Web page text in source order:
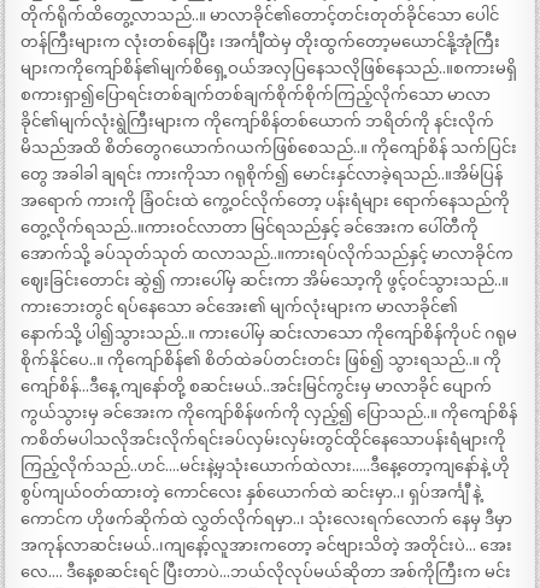
တိုက်ရိုက်ထိတွေ့လာသည်..။ မာလာခိုင်၏တောင့်တင်းတုတ်ခိုင်သော ပေါင်
တန်ကြီးများက လုံးတစ်နေပြီး ၊အင်္ကျီထဲမှ တိုးထွက်တော့မယောင်နို့အုံကြီး
များကကိုကျော်စိန်၏မျက်စိရှေ့ဝယ်အလှပြနေသလိုဖြစ်နေသည်..။စကားမရှိ
စကားရှာ၍ပြောရင်းတစ်ချက်တစ်ချက်စိုက်စိုက်ကြည့်လိုက်သော မာလာ
ခိုင်၏မျက်လုံးရွဲကြီးများက ကိုကျော်စိန်တစ်ယောက် ဘရိတ်ကို နင်းလိုက်
မိသည်အထိ စိတ်တွေဂယောက်ဂယက်ဖြစ်စေသည်..။ ကိုကျော်စိန် သက်ပြင်း
တွေ အခါခါ ချရင်း ကားကိုသာ ဂရုစိုက်၍ မောင်းနှင်လာခဲ့ရသည်..။အိမ်ပြန်
အရောက် ကားကို ခြံဝင်းထဲ ကွေ့ဝင်လိုက်တော့ ပန်းရံများ ရောက်နေသည်ကို
တွေ့လိုက်ရသည်..။ကားဝင်လာတာ မြင်ရသည်နှင့် ခင်အေးက ပေါ်တီကို
အောက်သို့ ခပ်သုတ်သုတ် ထလာသည်..။ကားရပ်လိုက်သည်နှင့် မာလာခိုင်က
ဈေးခြင်းတောင်း ဆွဲ၍ ကားပေါ်မှ ဆင်းကာ အိမ်သော့ကို ဖွင့်ဝင်သွားသည်..။
ကားဘေးတွင် ရပ်နေသော ခင်အေး၏ မျက်လုံးများက မာလာခိုင်၏
နောက်သို့ ပါ၍သွားသည်..။ ကားပေါ်မှ ဆင်းလာသော ကိုကျော်စိန်ကိုပင် ဂရုမ
စိုက်နိုင်ပေ..။ ကိုကျော်စိန်၏ စိတ်ထဲခပ်တင်းတင်း ဖြစ်၍ သွားရသည်..။ ကို
ကျော်စိန်…ဒီနေ့ ကျနော်တို့ စဆင်းမယ်..အင်းမြင်ကွင်းမှ မာလာခိုင် ပျောက်
ကွယ်သွားမှ ခင်အေးက ကိုကျော်စိန်ဖက်ကို လှည့်၍ ပြောသည်..။ ကိုကျော်စိန်
ကစိတ်မပါသလိုအင်းလိုက်ရင်းခပ်လှမ်းလှမ်းတွင်ထိုင်နေသောပန်းရံများကို
ကြည့်လိုက်သည်..ဟင်….မင်းနဲ့မှသုံးယောက်ထဲလား…..ဒီနေ့တော့ကျနော်နဲ့ ဟို
စွပ်ကျယ်ဝတ်ထားတဲ့ ကောင်လေး နှစ်ယောက်ထဲ ဆင်းမှာ..၊ ရှပ်အင်္ကျီ နဲ့
ကောင်က ဟိုဖက်ဆိုက်ထဲ လွှတ်လိုက်ရမှာ..၊ သုံးလေးရက်လောက် နေမှ ဒီမှာ
အကုန်လာဆင်းမယ်..၊ကျနော့်လူအားကတော့ ခင်ဗျားသိတဲ့ အတိုင်းပဲ… အေး
လေ…. ဒီနေ့စဆင်းရင် ပြီးတာပဲ…ဘယ်လိုလုပ်မယ်ဆိုတာ အစ်ကိုကြီးက မင်း